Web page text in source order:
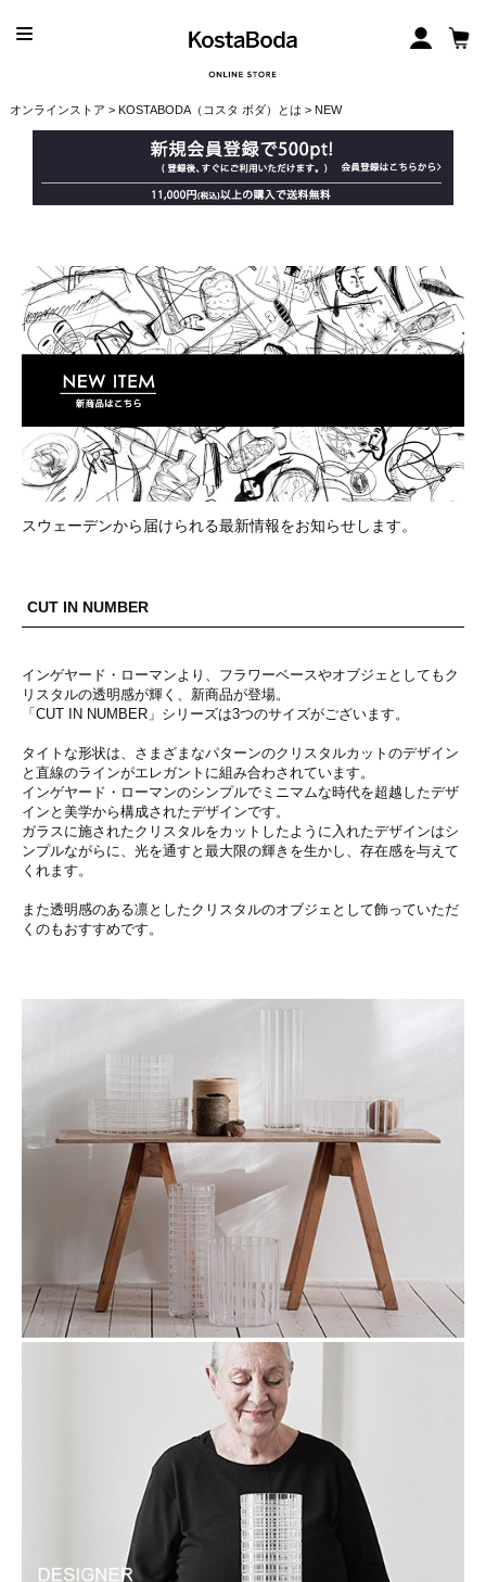
オンラインストア > KOSTABODA（コスタ ボダ）とは > NEW
スウェーデンから届けられる最新情報をお知らせします。
CUT IN NUMBER
インゲヤード・ローマンより、フラワーベースやオブジェとしてもク
リスタルの透明感が輝く、新商品が登場。
「CUT IN NUMBER」シリーズは3つのサイズがございます。
タイトな形状は、さまざまなパターンのクリスタルカットのデザイン
と直線のラインがエレガントに組み合わされています。
インゲヤード・ローマンのシンプルでミニマムな時代を超越したデザ
インと美学から構成されたデザインです。
ガラスに施されたクリスタルをカットしたように入れたデザインはシ
ンプルながらに、光を通すと最大限の輝きを生かし、存在感を与えて
くれます。
また透明感のある凛としたクリスタルのオブジェとして飾っていただ
くのもおすすめです。